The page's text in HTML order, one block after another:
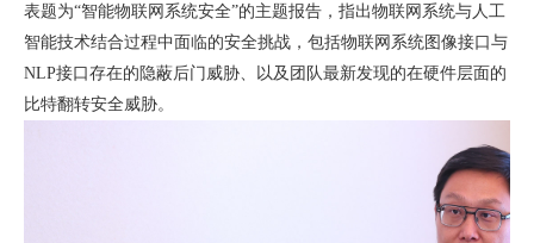
表题为“智能物联网系统安全”的主题报告，指出物联网系统与人工
智能技术结合过程中面临的安全挑战，包括物联网系统图像接口与
NLP接口存在的隐蔽后门威胁、以及团队最新发现的在硬件层面的
比特翻转安全威胁。